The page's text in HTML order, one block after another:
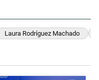
Laura Rodríguez Machado